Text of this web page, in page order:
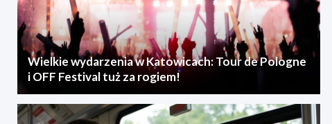
Wielkie wydarzenia w Katowicach: Tour de Pologne
i OFF Festival tuż za rogiem!